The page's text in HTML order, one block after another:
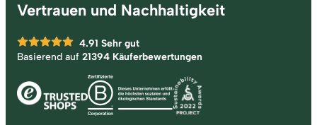
Vertrauen und Nachhaltigkeit
4.91 Sehr gut
Basierend auf 21394 Käuferbewertungen